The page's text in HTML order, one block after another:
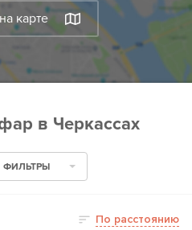
карте
в Черкассах
ФИЛЬТРЫ
По расстоянию